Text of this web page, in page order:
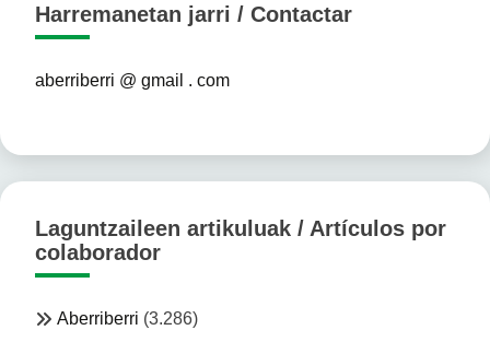
Harremanetan jarri / Contactar
aberriberri @ gmail . com
Laguntzaileen artikuluak / Artículos por
colaborador
Aberriberri (3.286)